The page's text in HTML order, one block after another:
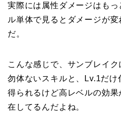
実際には属性ダメージはも
ル単体で見るとダメージが
だ。
こんな感じで、サンブレイ
勿体ないスキルと、Lv.1だ
得られるけど高レベルの効
在してるんだよね。